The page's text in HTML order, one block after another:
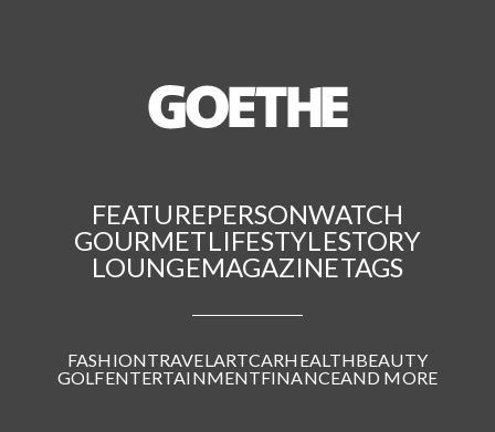
FEATUREPERSONWATCH
GOURMETLIFESTYLESTORY
LOUNGEMAGAZINETAGS
FASHIONTRAVELARTCARHEALTHBEAUTY
GOLFENTERTAINMENTFINANCEAND MORE